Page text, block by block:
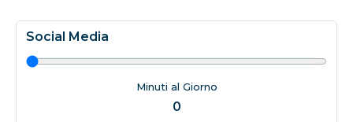
Social Media
Minuti al Giorno
0